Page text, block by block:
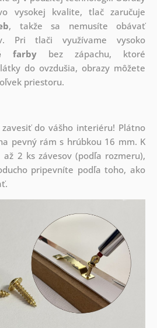
vysokej kvalite, tlač zaručuje
, takže sa nemusíte obávať
Pri tlači využívame vysoko
farby bez zápachu, ktoré
do ovzdušia, obrazy môžete
priestoru.
do vášho interiéru! Plátno
pevný rám s hrúbkou 16 mm. K
2 ks závesov (podľa rozmeru),
pripevníte podľa toho, ako